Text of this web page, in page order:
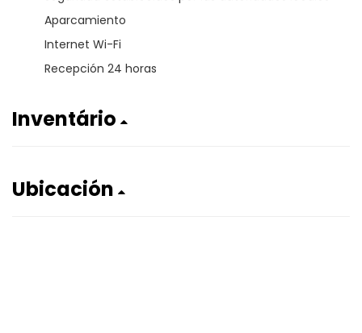
Aparcamiento
Internet Wi-Fi
Recepción 24 horas
Inventário
Ubicación